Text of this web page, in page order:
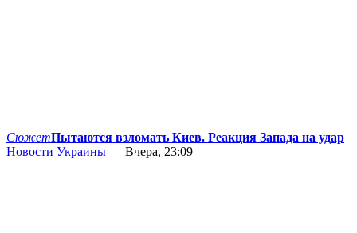
СюжетПытаются взломать Киев. Реакция Запада на удар
Новости Украины — Вчера, 23:09